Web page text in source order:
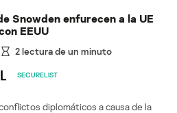
Snowden enfurecen a la UE
EEUU
2lectura de un minuto
SECURELIST
diplomáticos a causa de la